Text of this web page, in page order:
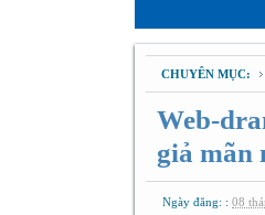
CHUYÊN MỤC:
Web-
giả mãn
Ngày đăng: : 08